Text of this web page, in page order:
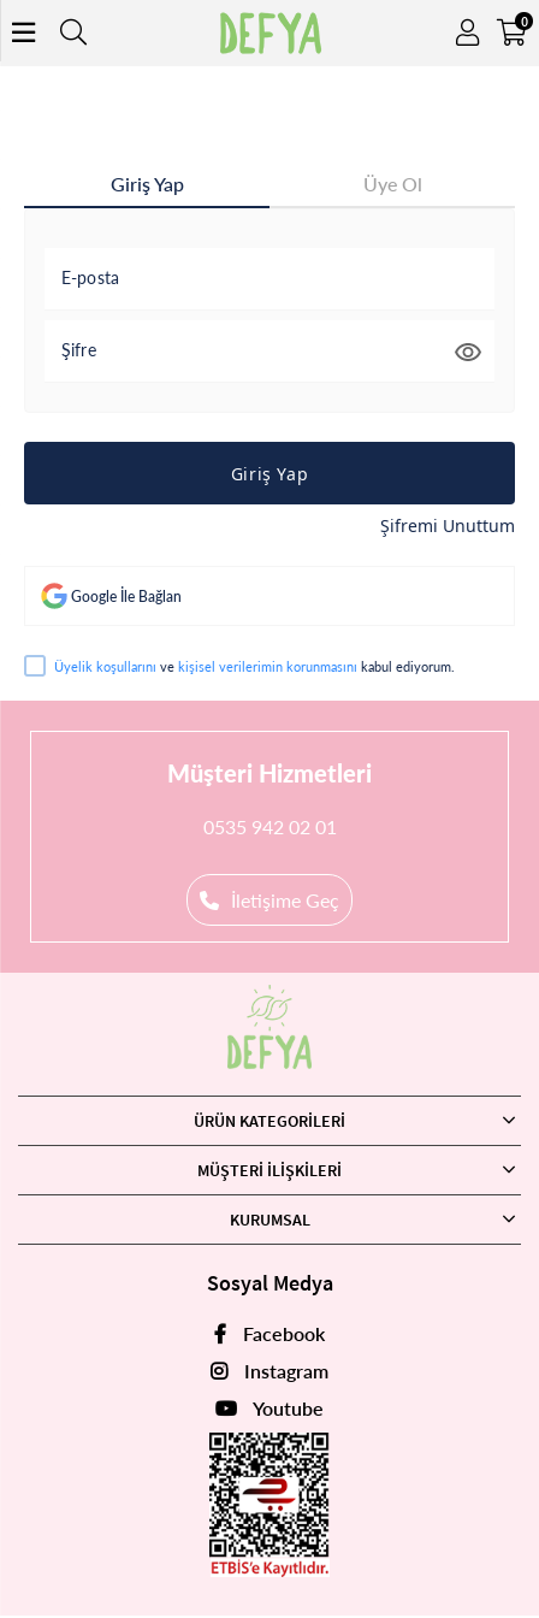
0
Giriş Yap Üye Ol
E-posta
Şifre
Giriş Yap
Şifremi Unuttum
Google İle Bağlan
Üyelik koşullarını ve kişisel verilerimin korunmasını kabul ediyorum.
Müşteri Hizmetleri
0535 942 02 01
İletişime Geç
ÜRÜN KATEGORILERI
MÜŞTERI İLIŞKILERI
KURUMSAL
Sosyal Medya
Facebook
Instagram
Youtube